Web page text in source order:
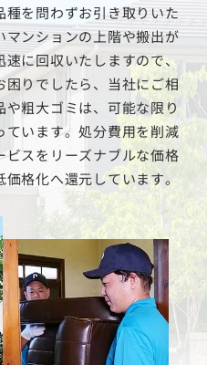
を問わずお引き取りいた
マンションの上階や搬出が
に回収いたしますので、
りでしたら、当社にご相
粗大ゴミは、可能な限り
います。処分費用を削減
スをリーズナブルな価格
格化へ還元しています。